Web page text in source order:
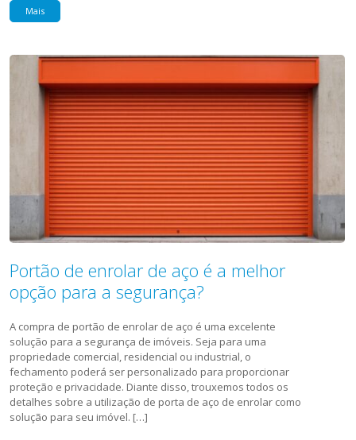
Mais
Portão de enrolar de aço é a melhor
opção para a segurança?
A compra de portão de enrolar de aço é uma excelente
solução para a segurança de imóveis. Seja para uma
propriedade comercial, residencial ou industrial, o
fechamento poderá ser personalizado para proporcionar
proteção e privacidade. Diante disso, trouxemos todos os
detalhes sobre a utilização de porta de aço de enrolar como
solução para seu imóvel. […]